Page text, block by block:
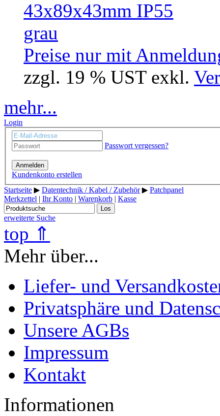
Preise nur mit
zzgl. 19 % UST exkl.
mehr...
Login
Passwort vergessen?
Anmelden
Kundenkonto erstellen
Startseite ▶ Datentechnik / Kabel / Zubehör▶ Patchpanel
Merkzettel
Ihr Konto Warenkorb Kasse
Los
erweiterte Suche
top ⇑
Mehr über...
Liefer- und
Privatsphäre und
Unsere AGBs
Impressum
Kontakt
Informationen